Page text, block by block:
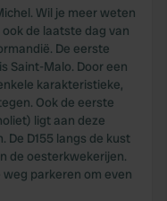
Wil je meer weten
de laatste dag van
De eerste
Saint-Malo. Door een
karakteristieke,
Ook de eerste
ligt aan deze
De D155 langs de kust
de oesterkwekerijen.
parkeren om even